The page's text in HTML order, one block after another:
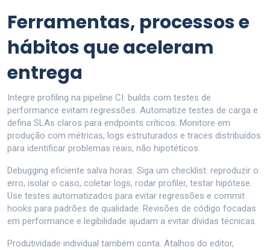
Ferramentas, processos e
hábitos que aceleram
entrega
Integre profiling na pipeline CI: builds com testes de
performance evitam regressões. Automatize testes de carga e
defina SLAs claros para endpoints críticos. Monitore em
produção com métricas, logs estruturados e traces distribuídos
para identificar problemas reais, não hipotéticos.
Debugging eficiente salva horas. Siga um checklist: reproduzir o
erro, isolar o caso, coletar logs, rodar profiler, testar hipótese.
Use testes automatizados para evitar regressões e commit
hooks para padrões de qualidade. Revisões de código focadas
em performance e legibilidade ajudam a evitar dívidas técnicas.
Produtividade individual também conta. Atalhos do editor,